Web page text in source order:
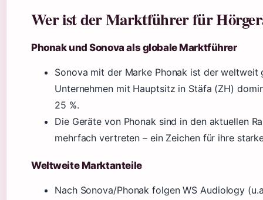
Wer ist der Marktführer für
Phonak und Sonova als globale Marktführer
Sonova mit der Marke Phonak ist der weltweit
Unternehmen mit Hauptsitz in Stäfa (ZH)
25 %.
Die Geräte von Phonak sind in den aktuellen
mehrfach vertreten – ein Zeichen für ihre
Weltweite Marktanteile
Nach Sonova/Phonak folgen WS Audiology